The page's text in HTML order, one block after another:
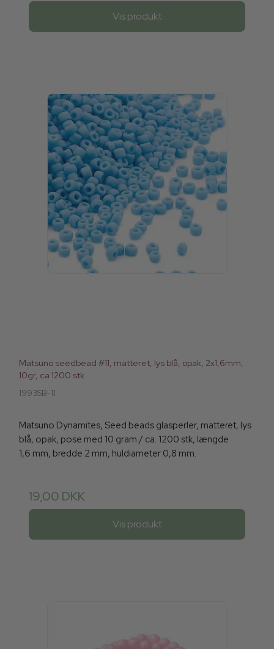
Vis produkt
Matsuno seedbead #11, matteret, lys blå, opak, 2x1,6mm,
10gr, ca 1200 stk
1993SB-11
Matsuno Dynamites, Seed beads glasperler, matteret, lys
blå, opak, pose med 10 gram / ca. 1200 stk, længde
1,6 mm, bredde 2 mm, huldiameter 0,8 mm.
19,00 DKK
Vis produkt